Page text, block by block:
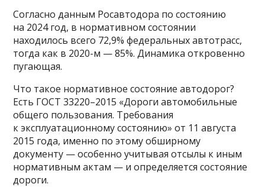
Согласно данным Росавтодора по состоянию
на 2024 год, в нормативном состоянии
находилось всего 72,9% федеральных автотрасс,
тогда как в 2020-м — 85%. Динамика откровенно
пугающая.
Что такое нормативное состояние автодорог?
Есть ГОСТ 33220–2015 «Дороги автомобильные
общего пользования. Требования
к эксплуатационному состоянию» от 11 августа
2015 года, именно по этому обширному
документу — особенно учитывая отсылы к иным
нормативным актам — и определяется состояние
дороги.